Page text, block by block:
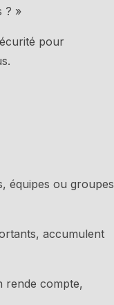
? »
pour
équipes ou groupes
accumulent
rende compte,